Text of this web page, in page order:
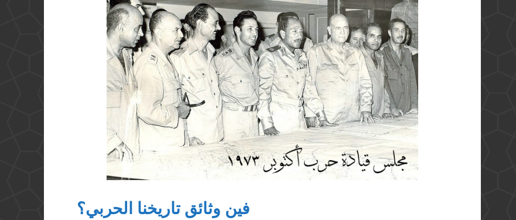
فين وثائق تاريخنا الحربي؟